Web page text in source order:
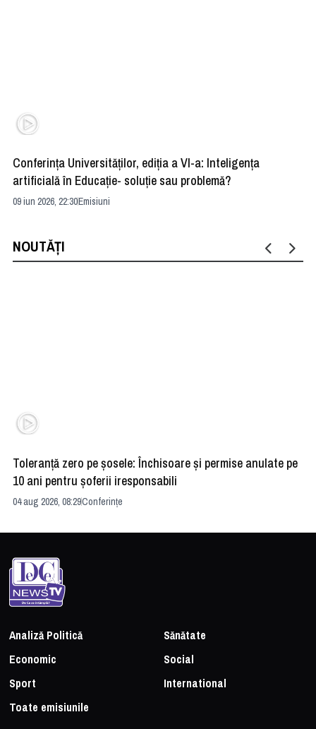
Conferința Universităților, ediția a VI-a: Inteligența
artificială în Educație- soluție sau problemă?
09 iun 2026, 22:30Emisiuni
NOUTĂȚI
Toleranță zero pe șosele: Închisoare și permise anulate pe
10 ani pentru șoferii iresponsabili
04 aug 2026, 08:29Conferințe
Analiză Politică
Sănătate
Economic
Social
Sport
International
Toate emisiunile